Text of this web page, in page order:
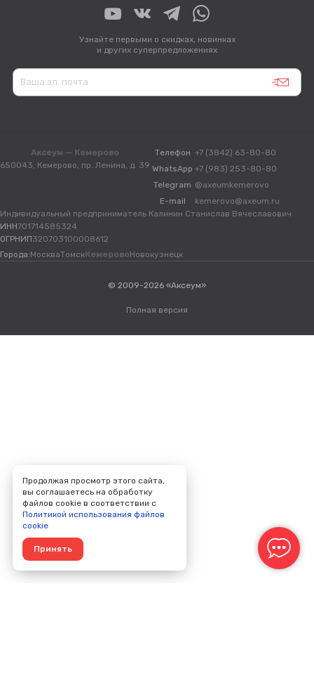
Узнайте первыми о скидках, новинках
и других суперпредложениях
Аксеум — Кемерово
650043, Кемерово, пр. Ленина, д. 39
Телефон +7 (3842) 63-80-80
WhatsApp +7 (983) 253-80-80
Telegram @axeumkemerovo
E-mail
kemerovo@axeum.ru
Индивидуальный предприниматель Калинин Станислав Вячеславович
ИНН701714585324
ОГРНИП320703100008612
Города:МоскваТомскКемеровоНовокузнецк
© 2009-2026 «Аксеум»
Полная версия
Продолжая просмотр этого сайта,
вы соглашаетесь на обработку
файлов cookie в соответствии с
Политикой использования файлов
cookie
Принять